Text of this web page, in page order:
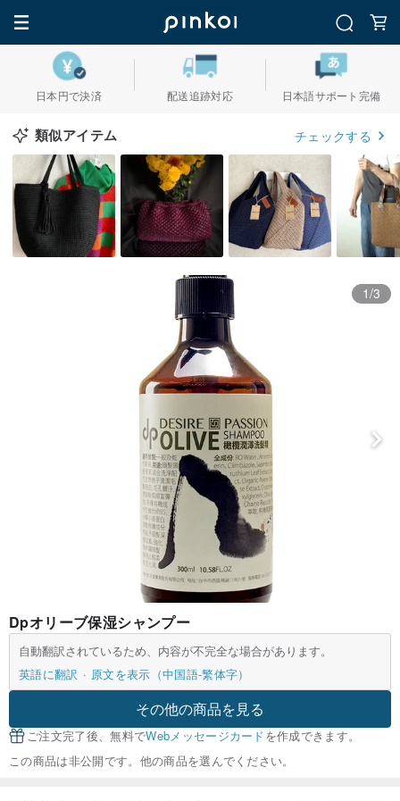
日本円で決済 配送追跡対応 日本語サポート完備
類似アイテム チェックする
1/3
Dpオリーブ保湿シャンプー
自動翻訳されているため、内容が不完全な場合があります。
英語に翻訳
原文を表示（中国語-繁体字）
その他の商品を見る
ご注文完了後、無料でWebメッセージカードを作成できます。
この商品は非公開です。他の商品を選んでください。